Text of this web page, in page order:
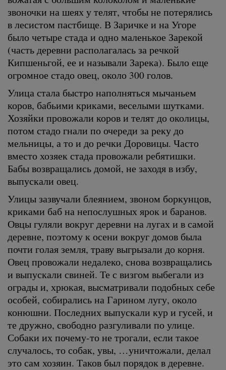
звоночки на шеях у телят, чтобы не потерялись
в лесистом пастбище. В Заричке и на Угоре
было четыре стада и одно маленькое Зарекой
(часть деревни располагалась за речкой
Кипшеньгой, ее и называли Зарека). Было еще
огромное стадо овец, около 300 голов.
Улица стала быстро наполняться мычаньем
коров, бабьими криками, веселыми шутками.
Хозяйки провожали коров и телят до околицы,
потом стадо гнали по очереди за реку до
мельницы, а то и до речки Доровицы. Часто
вместо хозяек стада провожали ребятишки.
Бабы возвращались домой, не заходя в избу,
выпускали овец.
Улицы зазвучали блеянием, звоном боркунцов,
криками баб на непослушных ярок и баранов.
Овцы гуляли вокруг деревни на лугах и в самой
деревне, поэтому к осени вокруг домов была
почти голая земля, траву выгрызали до корня.
Овец провожали недалеко, снова возвращались
и выпускали свиней. Те с визгом выбегали из
ограды и, хрюкая, высматривали подобных себе
особей, собирались на Гарином лугу, около
конюшни. Последних выпускали кур и гусей, и
те дружно, свободно разгуливали по улице.
Собаки их почему-то не трогали, если такое
случалось, то собак, увы, …уничтожали, делал
это сам хозяин. Таков был порядок в деревне.